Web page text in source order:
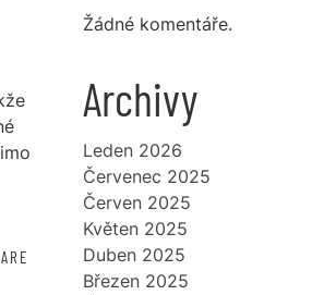
Žádné komentáře.
Archivy
Leden 2026
Červenec 2025
Červen 2025
Květen 2025
Duben 2025
Březen 2025